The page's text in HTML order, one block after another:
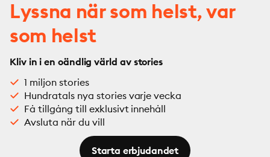
Lyssna när som helst, var
som helst
Kliv in i en oändlig värld av stories
1 miljon stories
Hundratals nya stories varje vecka
Få tillgång till exklusivt innehåll
Avsluta när du vill
Starta erbjudandet